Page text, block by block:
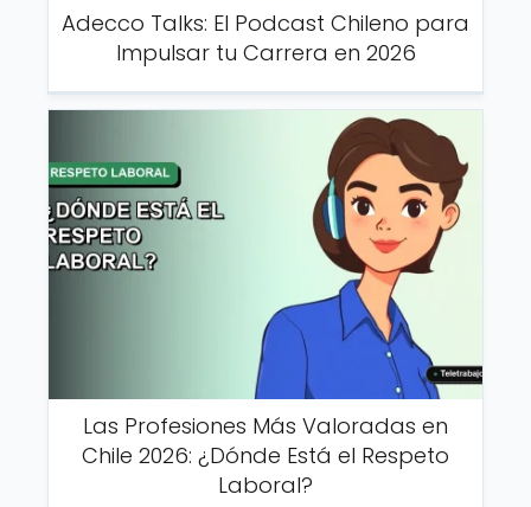
Adecco Talks: El Podcast Chileno para
Impulsar tu Carrera en 2026
Las Profesiones Más Valoradas en
Chile 2026: ¿Dónde Está el Respeto
Laboral?